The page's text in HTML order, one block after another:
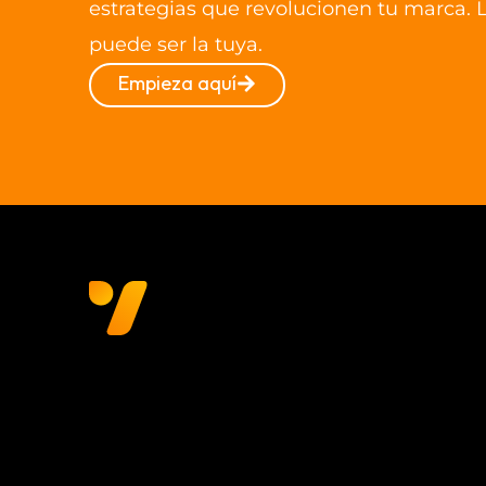
estrategias que revolucionen tu marca.
puede ser la tuya.
Empieza aquí